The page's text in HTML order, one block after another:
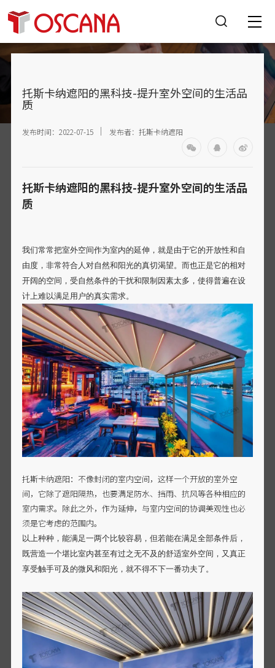
托斯卡纳遮阳的黑科技-提升室外空间的生活品
质
发布时间：2022-07-15 发布者：托斯卡纳遮阳
托斯卡纳遮阳的黑科技-提升室外空间的生活品
质
我们常常把室外空间作为室内的延伸，就是由于它的开放性和自
由度，非常符合人对自然和阳光的真切渴望。而也正是它的相对
开阔的空间，受自然条件的干扰和限制因素太多，使得普遍在设
计上难以满足用户的真实需求。
托斯卡纳遮阳：不像封闭的室内空间，这样一个开放的室外空
间，它除了遮阳隔热，也要满足防水、挡雨、抗风等各种相应的
室内需求。除此之外，作为延伸，与室内空间的协调美观性也必
须是它考虑的范围内。
以上种种，能满足一两个比较容易，但若能在满足全部条件后，
既营造一个堪比室内甚至有过之无不及的舒适室外空间，又真正
享受触手可及的微风和阳光，就不得不下一番功夫了。